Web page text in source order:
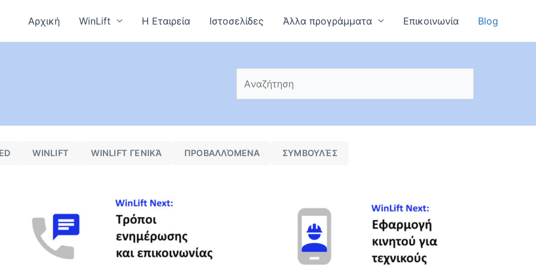
Αρχική WinLift Η Εταιρεία Ιστοσελίδες Άλλα προγράμματα Επικοινωνία Blog
WINLIFT WINLIFT ΓΕΝΙΚΆ ΠΡΟΒΑΛΛΌΜΕΝΑ ΣΥΜΒΟΥΛΈΣ